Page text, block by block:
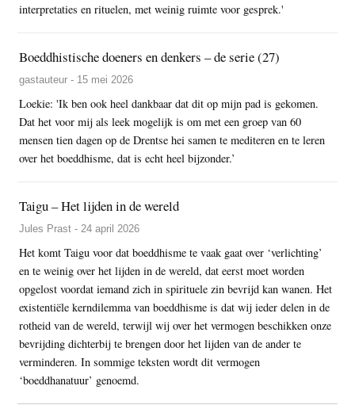
interpretaties en rituelen, met weinig ruimte voor gesprek.'
Boeddhistische doeners en denkers – de serie (27)
gastauteur - 15 mei 2026
Loekie: 'Ik ben ook heel dankbaar dat dit op mijn pad is gekomen.
Dat het voor mij als leek mogelijk is om met een groep van 60
mensen tien dagen op de Drentse hei samen te mediteren en te leren
over het boeddhisme, dat is echt heel bijzonder.’
Taigu – Het lijden in de wereld
Jules Prast - 24 april 2026
Het komt Taigu voor dat boeddhisme te vaak gaat over ‘verlichting’
en te weinig over het lijden in de wereld, dat eerst moet worden
opgelost voordat iemand zich in spirituele zin bevrijd kan wanen. Het
existentiële kerndilemma van boeddhisme is dat wij ieder delen in de
rotheid van de wereld, terwijl wij over het vermogen beschikken onze
bevrijding dichterbij te brengen door het lijden van de ander te
verminderen. In sommige teksten wordt dit vermogen
‘boeddhanatuur’ genoemd.